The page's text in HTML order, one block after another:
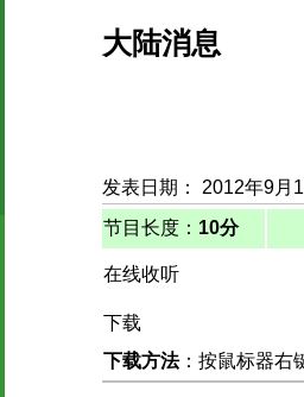
大陆消息
发表日期： 2012年9月
节目长度： 10分
在线收听
下载
下载方法：按鼠标器右